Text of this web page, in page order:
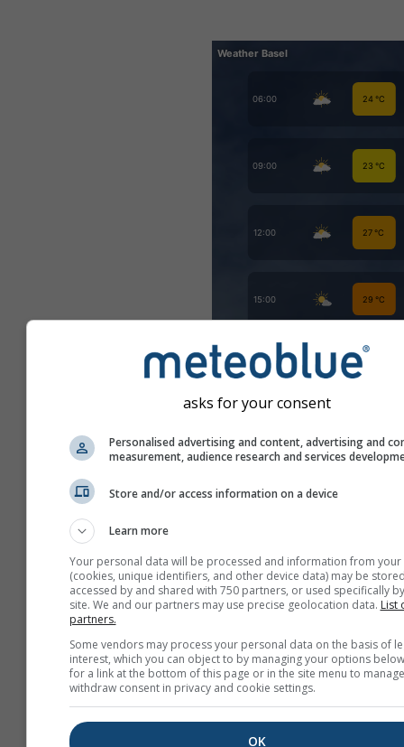
Utwórz nowy meteoTV
Więcej informacji
asks for your consent
Personalised advertising and content, advertising and
measurement, audience research and services
Store and/or access information on a device
Learn more
Your personal data will be processed and information from your
(cookies, unique identifiers, and other device data) may be
accessed by and shared with 750 partners, or used specifically
site. We and our partners may use precise geolocation data. List
partners.
Some vendors may process your personal data on the basis of
interest, which you can object to by managing your options
for a link at the bottom of this page or in the site menu to
withdraw consent in privacy and cookie settings.
OK